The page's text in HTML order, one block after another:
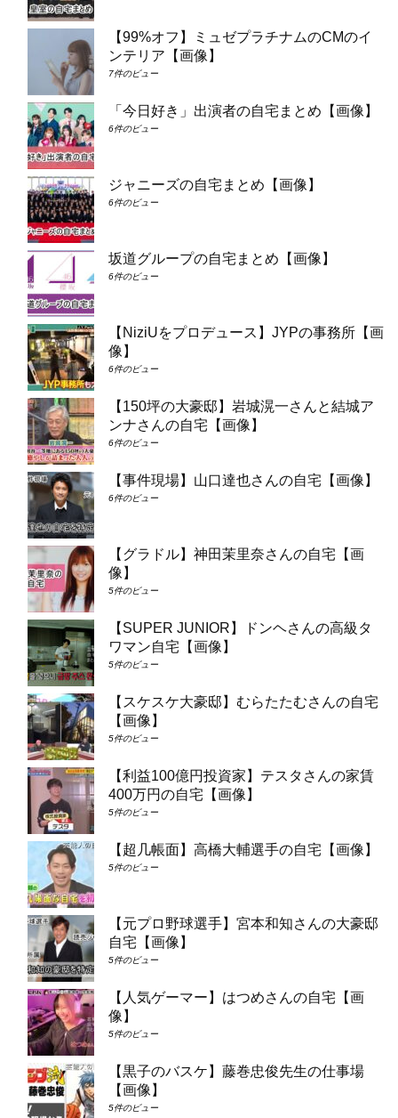
【99%オフ】ミュゼプラチナムのCMのイ
ンテリア【画像】
7件のビュー
「今日好き」出演者の自宅まとめ【画像】
6件のビュー
ジャニーズの自宅まとめ【画像】
6件のビュー
坂道グループの自宅まとめ【画像】
6件のビュー
【NiziUをプロデュース】JYPの事務所【画
像】
6件のビュー
【150坪の大豪邸】岩城滉一さんと結城ア
ンナさんの自宅【画像】
6件のビュー
【事件現場】山口達也さんの自宅【画像】
6件のビュー
【グラドル】神田茉里奈さんの自宅【画
像】
5件のビュー
【SUPER JUNIOR】ドンヘさんの高級タ
ワマン自宅【画像】
5件のビュー
【スケスケ大豪邸】むらたたむさんの自宅
【画像】
5件のビュー
【利益100億円投資家】テスタさんの家賃
400万円の自宅【画像】
5件のビュー
【超几帳面】高橋大輔選手の自宅【画像】
5件のビュー
【元プロ野球選手】宮本和知さんの大豪邸
自宅【画像】
5件のビュー
【人気ゲーマー】はつめさんの自宅【画
像】
5件のビュー
【黒子のバスケ】藤巻忠俊先生の仕事場
【画像】
5件のビュー